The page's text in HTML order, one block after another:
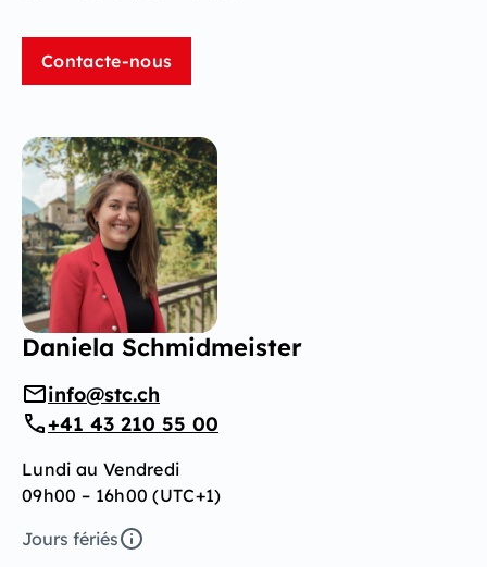
Contacte-nous
Daniela Schmidmeister
info@stc.ch
+41 43 210 55 00
Lundi au Vendredi
09h00 – 16h00 (UTC+1)
Jours fériés